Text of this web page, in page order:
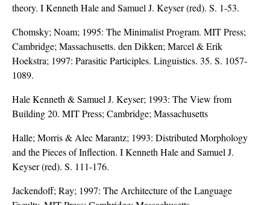
theory. I Kenneth Hale and Samuel J. Keyser (red). S. 1-53.
Chomsky; Noam; 1995: The Minimalist Program. MIT Press;
Cambridge; Massachusetts. den Dikken; Marcel & Erik
Hoekstra; 1997: Parasitic Participles. Linguistics. 35. S. 1057-
1089.
Hale Kenneth & Samuel J. Keyser; 1993: The View from
Building 20. MIT Press; Cambridge; Massachusetts
Halle; Morris & Alec Marantz; 1993: Distributed Morphology
and the Pieces of Inflection. I Kenneth Hale and Samuel J.
Keyser (red). S. 111-176.
Jackendoff; Ray; 1997: The Architecture of the Language